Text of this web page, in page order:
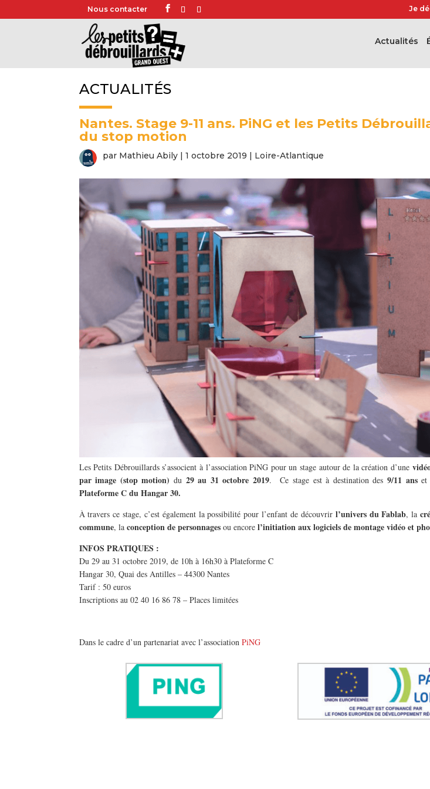
Nous contacter Je
Actualités
ACTUALITÉS
Nantes. Stage 9-11 ans. PiNG et les Petits
du stop motion
par Mathieu Abily| 1 octobre 2019 | Loire-Atlantique
Les Petits Débrouillards s’associent à l’association PiNG pour un stage autour de la création d’une
par image (stop motion) du 29 au 31 octobre 2019. Ce stage est à destination des 9/11 anset
Plateforme C du Hangar 30.
À travers ce stage, c’est également la possibilité pour l’enfant de découvrirl’univers du Fablab, la
commune, la conception de personnagesou encorel’initiation aux logiciels de montage vidéo et
INFOS PRATIQUES :
Du 29 au 31 octobre 2019, de 10h à 16h30 à Plateforme C
Hangar 30, Quai des Antilles – 44300 Nantes
Tarif : 50 euros
Inscriptions au 02 40 16 86 78 – Places limitées
Dans le cadre d’un partenariat avec l’association PiNG